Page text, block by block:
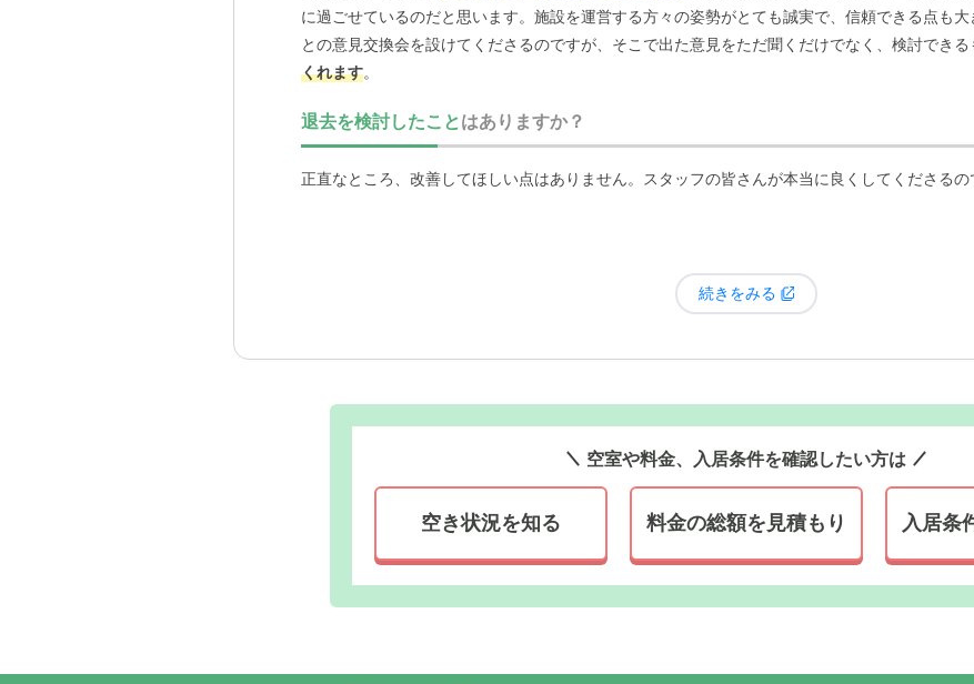
に過ごせているのだと思います。施設を運営する方々の姿勢がとても誠実で、信頼できる点も
との意見交換会を設けてくださるのですが、そこで出た意見をただ聞くだけでなく、検討できる
くれます。
実際に、他のご家族から出た「夕食の時間が早い」という声を受けて、
る体制がしっかりとあり、家族としても好感が持てます。私たちが飼っている犬を連れて面会
他の入居者さんとの交流のきっかけに
退去を検討したことはありますか？
正直なところ、改善してほしい点はありません。スタッフの皆さんが本当に良くしてくださる
続きをみる
空室や料金、入居条件を確認したい方は
空き状況を知る 料金の総額を見積もり 入居条